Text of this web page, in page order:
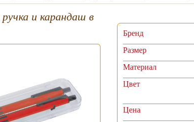
и карандаш в
Бренд
Размер
Материал
Цвет
Цена